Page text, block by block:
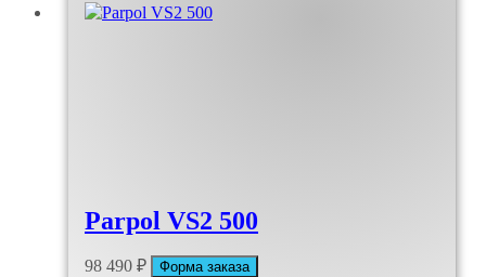
Parpol VS2 500
98 490 ₽ Форма заказа